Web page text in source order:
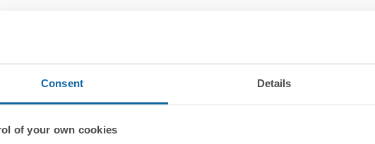
Consent Details
of your own cookies